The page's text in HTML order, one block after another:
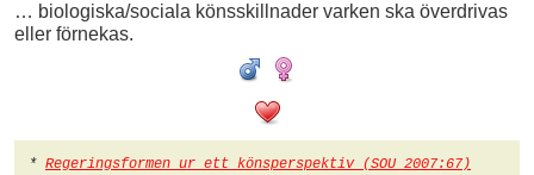
… biologiska/sociala könsskillnader varken ska överdrivas
eller förnekas.
* Regeringsformen ur ett könsperspektiv (SOU 2007:67)